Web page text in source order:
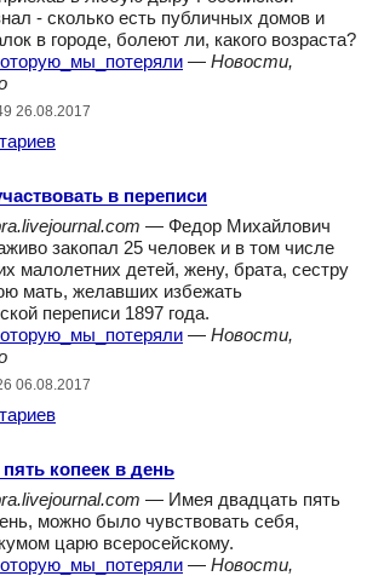
- сколько есть публичных домов и
в городе, болеют ли, какого возраста?
— Новости,
26.08.2017
в переписи
— Федор Михайлович
закопал 25 человек и в том числе
малолетних детей, жену, брата, сестру
мать, желавших избежать
переписи 1897 года.
— Новости,
06.08.2017
копеек в день
— Имея двадцать пять
можно было чувствовать себя,
царю всеросейскому.
— Новости,